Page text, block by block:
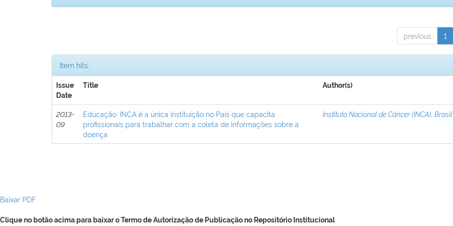
previous 1
Item hits:
Issue
Date
Title Author(s)
2013-
09
Educação: INCA é a única instituição no País que capacita
profissionais para trabalhar com a coleta de informações sobre a
doença
Instituto Nacional de Câncer (INCA), Brasil
Baixar PDF
Clique no botão acima para baixar o Termo de Autorização de Publicação no Repositório Institucional